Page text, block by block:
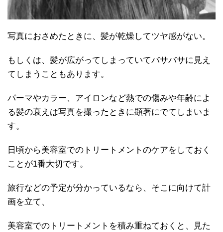
写真におさめたときに、髪が乾燥してツヤ感がない。
もしくは、髪が広がってしまっていてバサバサに見え
てしまうこともあります。
パーマやカラー、アイロンなど熱での傷みや年齢によ
る髪の衰えは写真を撮ったときに顕著にでてしまいま
す。
日頃から美容室でのトリートメントのケアをしておく
ことが1番大切です。
旅行などの予定が分かっているなら、そこに向けて計
画を立て、
美容室でのトリートメントを積み重ねておくと、見た